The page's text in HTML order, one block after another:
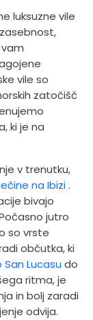
luksuzne vile
vile so
zatočišč
ki je na
v trenutku,
na Ibizi .
bivajo
jutro
so vrste
občutka, ki
Lucasu do
ritma, je
in bolj zaradi
odvija.